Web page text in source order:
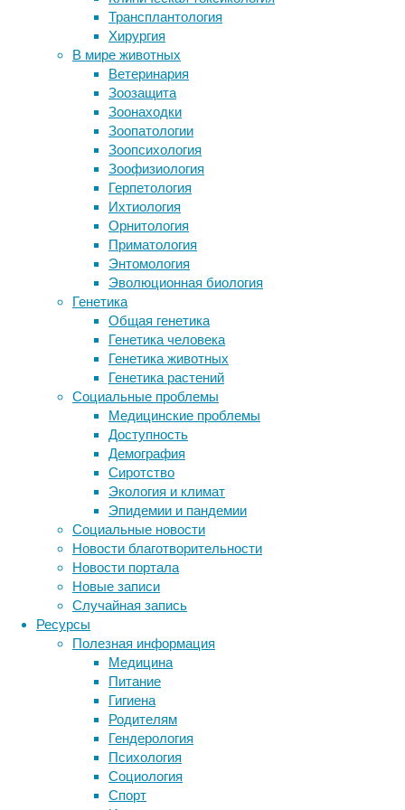
Трансплантология
Хирургия
В мире животных
Ветеринария
Зоозащита
Зоонаходки
Зоопатологии
Зоопсихология
Зоофизиология
Герпетология
Ихтиология
Орнитология
Приматология
Энтомология
Эволюционная биология
Генетика
Общая генетика
Генетика человека
Генетика животных
Генетика растений
Социальные проблемы
Медицинские проблемы
Доступность
Демография
Сиротство
Экология и климат
Эпидемии и пандемии
Социальные новости
Новости благотворительности
Новости портала
Новые записи
Случайная запись
Ресурсы
Полезная информация
Медицина
Питание
Гигиена
Родителям
Гендерология
Психология
Социология
Спорт
зрение,
медицина,
циркадные
ритмы
Американская
медицинская
ассоциация
(АМА)
выпустила
доклад,
в котором
предупредила
о негативном
влиянии
уличного
освещения
светодиодными
лампами
на здоровье
людей.
Эксперты
АМА
проанализировали
все
научные
публикации,
посвященные
влиянию
света
на здоровье,
которые
вышли
на английском
Обнаружен новый вид хищного
динозавра, похожего на
тираннозавра
Проектирование
металлоконструкций: задачи, этапы
Зарплаты медиков упали в I
квартале
Градусы мороза и градусы алкоголя.
Природа напоминает, что мы живем
не в субтропиках
Следите за новостями